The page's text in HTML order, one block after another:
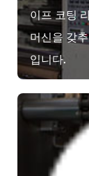
이프 코팅
머신을 갖
입니다.